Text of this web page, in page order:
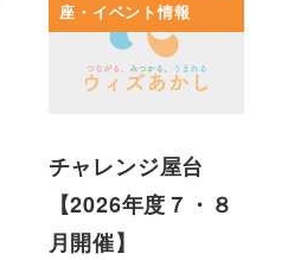
座・イベント情報
チャレンジ屋台
【2026年度７・８
月開催】